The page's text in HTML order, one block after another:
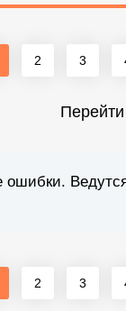
2 3
ошибки.
2 3